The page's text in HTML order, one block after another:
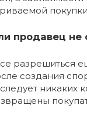
продавец не
разрешиться
создания
никаких